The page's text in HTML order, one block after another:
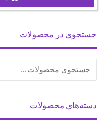
جستجوی در محصولات
برای:
دسته‌های محصولات